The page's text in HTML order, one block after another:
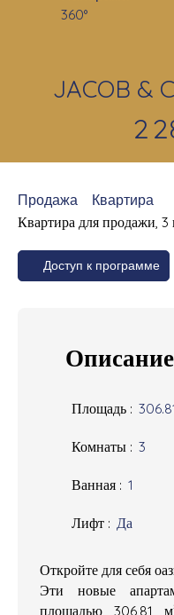
360°
JACOB &
2
Продажа
Квартира
Квартира для продажи,
Доступ к программе
Описание
Площадь :
Комнаты : 3
Ванная : 1
Лифт : Да
Откройте для себя
Эти новые
площадью 306,81